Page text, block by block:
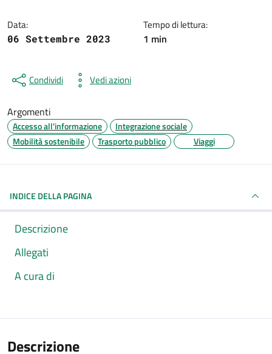
Data:
06 Settembre 2023
Tempo di lettura:
1 min
Condividi Vedi azioni
Argomenti
Accesso all'informazione
Integrazione sociale
Mobilità sostenibile
Trasporto pubblico Viaggi
INDICE DELLA PAGINA
Descrizione
Allegati
A cura di
Descrizione